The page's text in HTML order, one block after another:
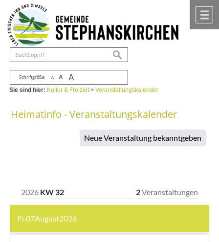
Zum Inhalt ,zur Navigation
Schriftgröße A A A
suchen
Sie sind hier: Kultur & Freizeit>Veranstaltungskalender
Heimatinfo - Veranstaltungskalender